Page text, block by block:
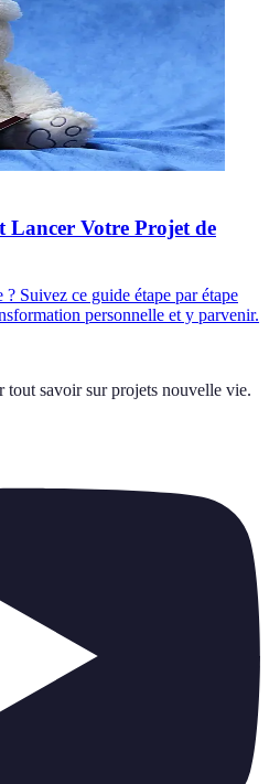
Lancer Votre Projet de
Suivez ce guide étape par étape
personnelle et y parvenir.
tout savoir sur projets nouvelle vie.